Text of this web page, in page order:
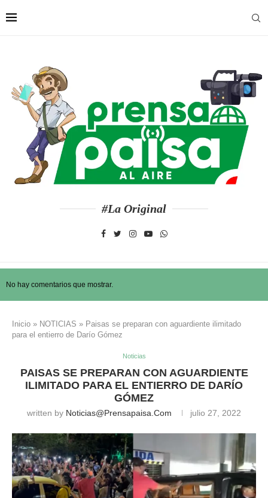
#La Original
No hay comentarios que mostrar.
Inicio » NOTICIAS » Paisas se preparan con aguardiente ilimitado
para el entierro de Darío Gómez
Noticias
PAISAS SE PREPARAN CON AGUARDIENTE
ILIMITADO PARA EL ENTIERRO DE DARÍO
GÓMEZ
written by Noticias@prensapaisa.com julio 27, 2022